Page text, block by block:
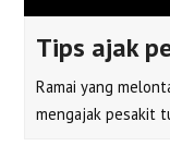
Tips ajak
Ramai yang
mengajak pesakit